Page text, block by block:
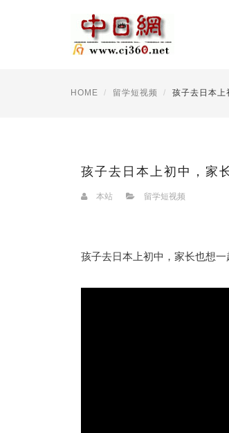
HOME 留学短视频 孩子去日本上
孩子去日本上初中，家
本站 留学短视频
孩子去日本上初中，家长也想一